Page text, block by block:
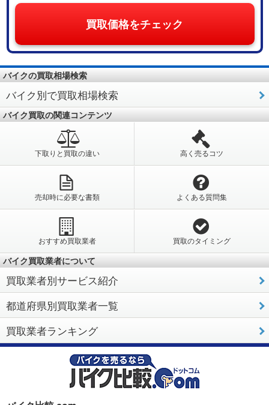
買取価格をチェック
バイクの買取相場検索
バイク別で買取相場検索
バイク買取の関連コンテンツ
下取りと買取の違い 高く売るコツ
売却時に必要な書類 よくある質問集
おすすめ買取業者 買取のタイミング
バイク買取業者について
買取業者別サービス紹介
都道府県別買取業者一覧
買取業者ランキング